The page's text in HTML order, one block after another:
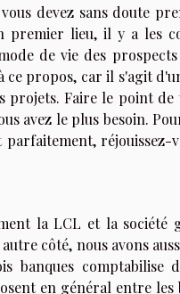
devez sans doute
premier lieu, il y a les
de vie des
ce propos, car il s'agit
projets. Faire le point de
avez le plus besoin.
réjouissez-
la LCL et la société
côté, nous avons
banques comptabilise
en général entre les